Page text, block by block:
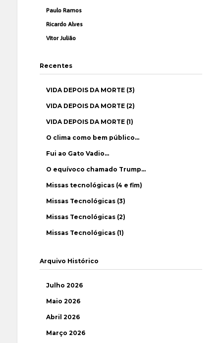
Paulo Ramos
Ricardo Alves
Vítor Julião
Recentes
VIDA DEPOIS DA MORTE (3)
VIDA DEPOIS DA MORTE (2)
VIDA DEPOIS DA MORTE (1)
O clima como bem público…
Fui ao Gato Vadio…
O equívoco chamado Trump…
Missas tecnológicas (4 e fim)
Missas Tecnológicas (3)
Missas Tecnológicas (2)
Missas Tecnológicas (1)
Arquivo Histórico
Julho 2026
Maio 2026
Abril 2026
Março 2026